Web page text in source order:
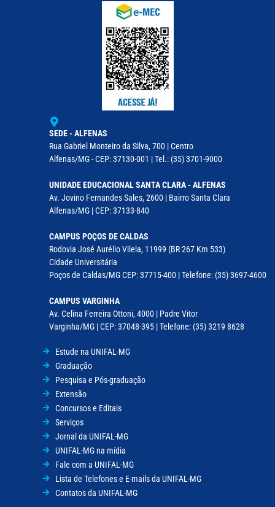
SEDE - ALFENAS
Rua Gabriel Monteiro da Silva, 700 | Centro
Alfenas/MG - CEP: 37130-001 | Tel.: (35) 3701-9000
UNIDADE EDUCACIONAL SANTA CLARA - ALFENAS
Av. Jovino Fernandes Sales, 2600 | Bairro Santa Clara
Alfenas/MG | CEP: 37133-840
CAMPUS POÇOS DE CALDAS
Rodovia José Aurélio Vilela, 11999 (BR 267 Km 533)
Cidade Universitária
Poços de Caldas/MG CEP: 37715-400 | Telefone: (35) 3697-4600
CAMPUS VARGINHA
Av. Celina Ferreira Ottoni, 4000 | Padre Vitor
Varginha/MG | CEP: 37048-395 | Telefone: (35) 3219 8628
Estude na UNIFAL-MG
Graduação
Pesquisa e Pós-graduação
Extensão
Concursos e Editais
Serviços
Jornal da UNIFAL-MG
UNIFAL-MG na mídia
Fale com a UNIFAL-MG
Lista de Telefones e E-mails da UNIFAL-MG
Contatos da UNIFAL-MG